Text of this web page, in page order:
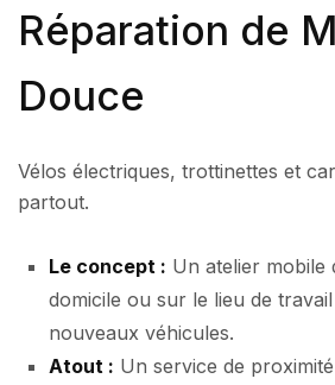
Réparation de
Douce
Vélos électriques, trottinettes et
partout.
Le concept : Un atelier mobile
domicile ou sur le lieu de
nouveaux véhicules.
Atout : Un service de